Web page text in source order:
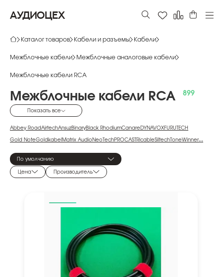
АУДИОЦЕХ
Каталог товаров Кабели и разъемы Кабели
Межблочные кабели Межблочные аналоговые кабели
Межблочные кабели RCA
Межблочные кабели RCA
Показать все
Abbey RoadAirtechAnsuzBinaryBlack RhodiumCanare DYNAVOXFURUTECH
Gold NoteGoldkabel Matrix Audio NeoTechPROCAST RicableSiltech ToneWinner...
VINCENTRegaAtlasAudioQuestChord Company
Increcable OEHLBACH
Tributaries Van Den Hul WireWorld Zavfino
Цена Производитель
По умолчанию